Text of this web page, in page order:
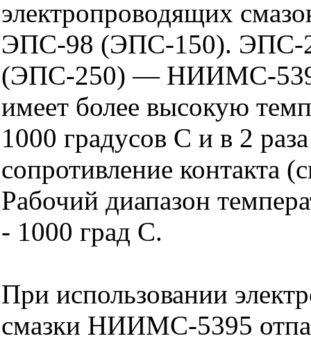
электропроводящих
ЭПС-98 (ЭПС-150). ЭПС-
(ЭПС-250) — НИИМС-
имеет более высокую
1000 градусов С и в 2
сопротивление контакта
Рабочий диапазон
- 1000 град С.
При использовании
смазки НИИМС-5395